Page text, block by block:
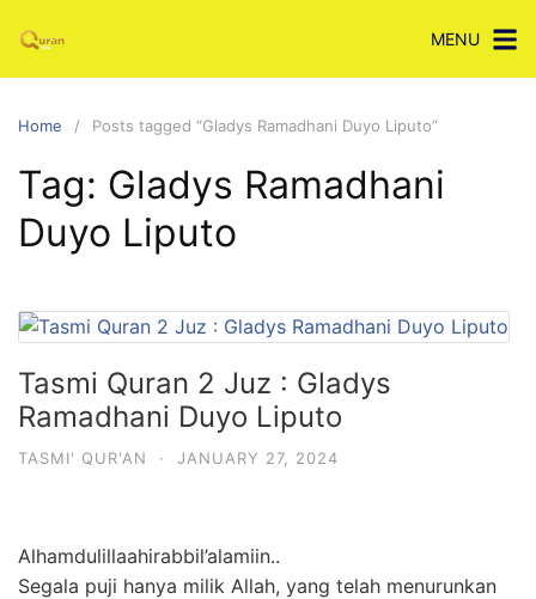
content
MENU
Home Posts tagged “Gladys Ramadhani Duyo Liputo”
Tag: Gladys Ramadhani
Duyo Liputo
Tasmi Quran 2 Juz : Gladys
Ramadhani Duyo Liputo
TASMI' QUR'AN · JANUARY 27, 2024
Alhamdulillaahirabbil’alamiin..
Segala puji hanya milik Allah, yang telah menurunkan